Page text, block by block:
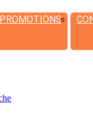
PROMOTIONS